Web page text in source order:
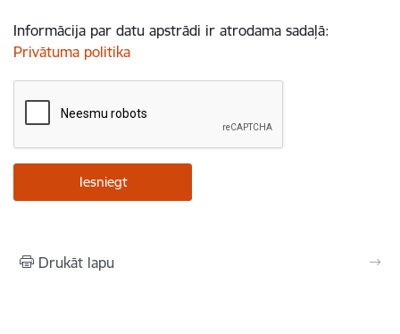
Informācija par datu apstrādi ir atrodama sadaļā:
Privātuma politika
Drukāt lapu